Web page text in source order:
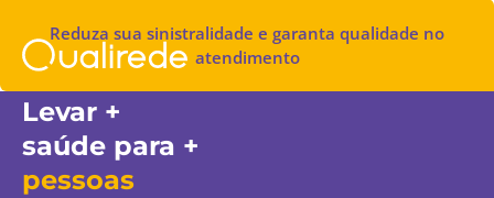
Reduza sua sinistralidade e garanta qualidade no
atendimento
Levar +
saúde para +
pessoas